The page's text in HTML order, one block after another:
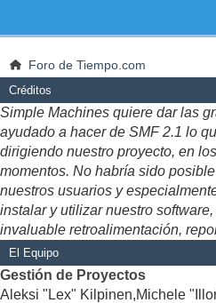
Foro de Tiempo.com
Créditos
Simple Machines quiere dar las
ayudado a hacer de SMF 2.1 lo
dirigiendo nuestro proyecto, en
momentos. No habría sido
nuestros usuarios y
instalar y utilizar nuestro
invaluable retroalimentación,
El Equipo
Gestión de Proyectos
Aleksi "Lex" Kilpinen,Michele